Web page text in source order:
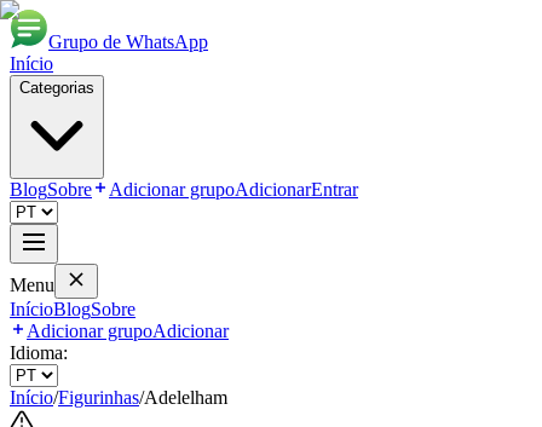
Grupo de WhatsApp
Início
Categorias
BlogSobre Adicionar grupoAdicionarEntrar
Menu
InícioBlogSobre
Adicionar grupoAdicionar
Idioma:
Início/Figurinhas/Adelelham